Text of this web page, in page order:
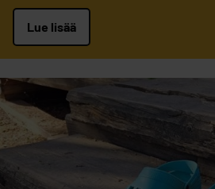
Lue lisää